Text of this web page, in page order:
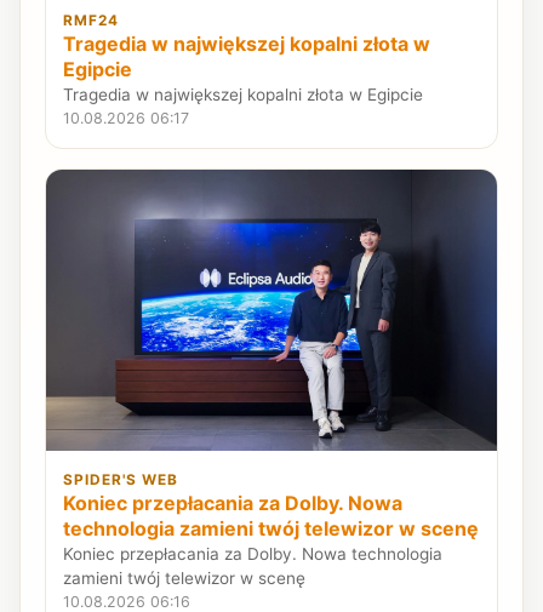
RMF24
Tragedia w największej kopalni złota w
Egipcie
Tragedia w największej kopalni złota w Egipcie
10.08.2026 06:17
SPIDER'S WEB
Koniec przepłacania za Dolby. Nowa
technologia zamieni twój telewizor w scenę
Koniec przepłacania za Dolby. Nowa technologia
zamieni twój telewizor w scenę
10.08.2026 06:16